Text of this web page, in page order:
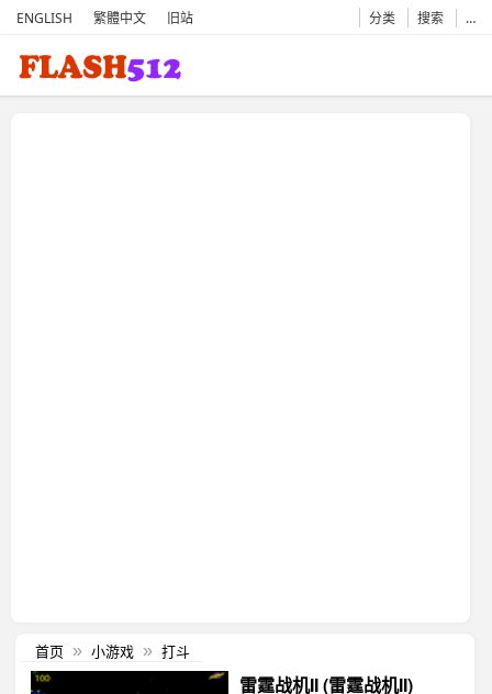
ENGLISH 繁體中文 旧站 分类 搜索 …
首页 » 小游戏 » 打斗
雷霆战机II (雷霆战机II)